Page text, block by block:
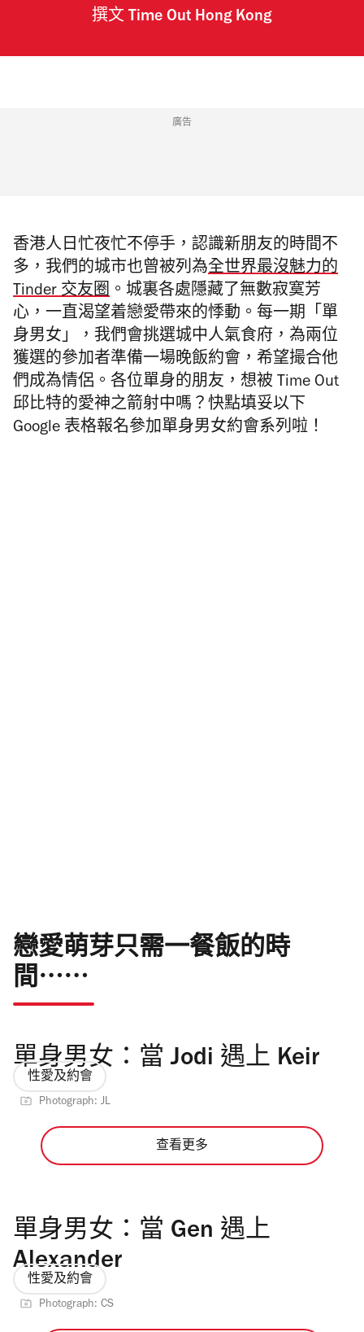
撰文 Time Out Hong Kong
廣告
香港人日忙夜忙不停手，認識新朋友的時間不
多，我們的城市也曾被列為全世界最沒魅力的
Tinder 交友圈 。城裏各處隱藏了無數寂寞芳
心，一直渴望着戀愛帶來的悸動。每一期「單
身男女」，我們會挑選城中人氣食府，為兩位
獲選的參加者準備一場晚飯約會，希望撮合他
們成為情侶。各位單身的朋友，想被 Time Out
邱比特的愛神之箭射中嗎？快點填妥以下
Google 表格報名參加單身男女約會系列啦！
戀愛萌芽只需一餐飯的時
間⋯⋯
單身男女：當 Jodi 遇上 Keir
性愛及約會
Photograph: JL
查看更多
單身男女：當 Gen 遇上
Alexander
性愛及約會
Photograph: CS